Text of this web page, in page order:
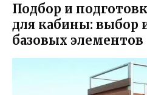
Подбор и
для кабины: выбор
базовых элементов